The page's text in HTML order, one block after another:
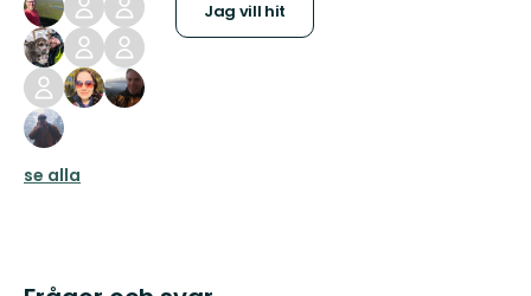
Jag vill hit
se alla